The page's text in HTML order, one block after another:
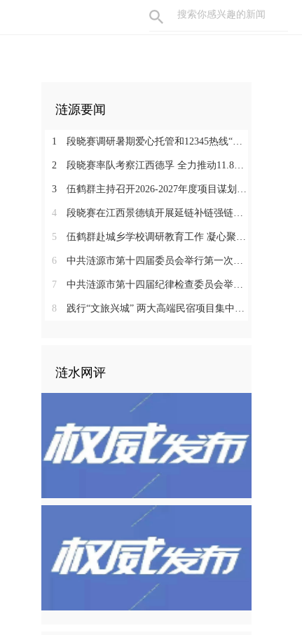
涟源要闻
1 段晓赛调研暑期爱心托管和12345热线“领导接听日”工作：在办好民生实事中打通基层治理“最后一米”
2 段晓赛率队考察江西德孚 全力推动11.8亿元循环经济项目提速增效
3 伍鹤群主持召开2026-2027年度项目谋划调度会
4 段晓赛在江西景德镇开展延链补链强链招商 围绕“三电一钛”精准发力
5 伍鹤群赴城乡学校调研教育工作 凝心聚力推动涟源教育高质量发展
6 中共涟源市第十四届委员会举行第一次全体会议 段晓赛当选市委书记 伍鹤群周杨当选市委副书记
7 中共涟源市第十四届纪律检查委员会举行第一次全体会议
8 践行“文旅兴城” 两大高端民宿项目集中签约开工 全力打造“湖湘地区文旅康养名城”
涟水网评